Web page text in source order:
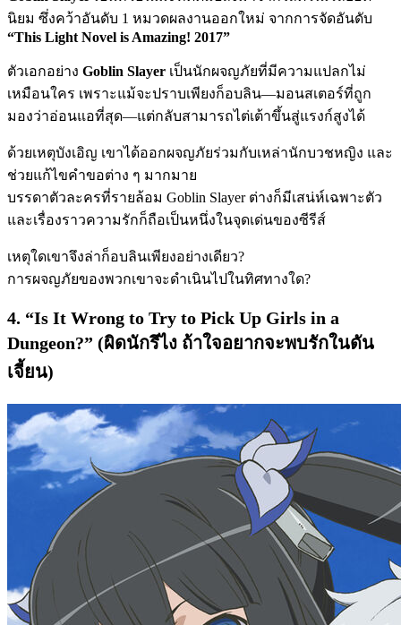
นิยม ซึ่งคว้าอันดับ 1 หมวดผลงานออกใหม่ จากการจัดอันดับ
“This Light Novel is Amazing! 2017”
ตัวเอกอย่าง Goblin Slayer เป็นนักผจญภัยที่มีความแปลกไม่
เหมือนใคร เพราะแม้จะปราบเพียงก็อบลิน—มอนสเตอร์ที่ถูก
มองว่าอ่อนแอที่สุด—แต่กลับสามารถไต่เต้าขึ้นสู่แรงก์สูงได้
ด้วยเหตุบังเอิญ เขาได้ออกผจญภัยร่วมกับเหล่านักบวชหญิง และ
ช่วยแก้ไขคำขอต่าง ๆ มากมาย
บรรดาตัวละครที่รายล้อม Goblin Slayer ต่างก็มีเสน่ห์เฉพาะตัว
และเรื่องราวความรักก็ถือเป็นหนึ่งในจุดเด่นของซีรีส์
เหตุใดเขาจึงล่าก็อบลินเพียงอย่างเดียว?
การผจญภัยของพวกเขาจะดำเนินไปในทิศทางใด?
4. “Is It Wrong to Try to Pick Up Girls in a
Dungeon?” (ผิดนักรึไง ถ้าใจอยากจะพบรักในดัน
เจี้ยน)